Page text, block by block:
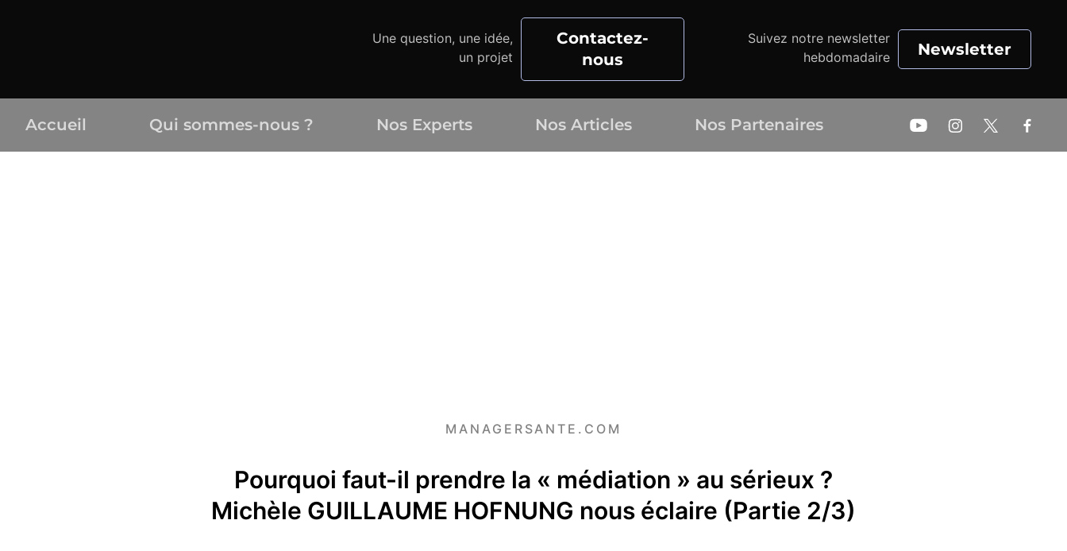
Une question, une idée,
un projet
Contactez-
nous
Suivez notre newsletter
hebdomadaire
Newsletter
Accueil Qui sommes-nous ? Nos Experts Nos Articles Nos Partenaires
MANAGERSANTE.COM
Pourquoi faut-il prendre la « médiation » au sérieux ?
Michèle GUILLAUME HOFNUNG nous éclaire (Partie 2/3)